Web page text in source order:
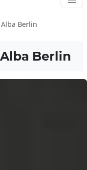
Alba Berlin
Alba Berlin